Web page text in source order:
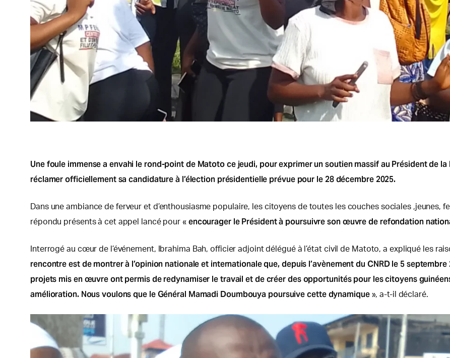
Une foule immense a envahi le rond-point de Matoto ce jeudi, pour exprimer un soutien massif au Président de
réclamer officiellement sa candidature à l’élection présidentielle prévue pour le 28 décembre 2025.
Dans une ambiance de ferveur et d’enthousiasme populaire, les citoyens de toutes les couches sociales ,jeunes,
répondu présents à cet appel lancé pour « encourager le Président à poursuivre son œuvre de refondation
Interrogé au cœur de l’événement, Ibrahima Bah, officier adjoint délégué à l’état civil de Matoto, a expliqué les
rencontre est de montrer à l’opinion nationale et internationale que, depuis l’avènement du CNRD le 5
projets mis en œuvre ont permis de redynamiser le travail et de créer des opportunités pour les citoyens
amélioration. Nous voulons que le Général Mamadi Doumbouya poursuive cette dynamique», a-t-il déclaré.